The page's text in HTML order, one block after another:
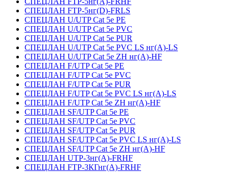
СПЕЦЛАН FTP-5нг(D)-FRLS
СПЕЦЛАН U/UTP Cat 5e PE
СПЕЦЛАН U/UTP Cat 5e PVC
СПЕЦЛАН U/UTP Cat 5e PUR
СПЕЦЛАН U/UTP Cat 5e PVC LS нг(А)-LS
СПЕЦЛАН U/UTP Cat 5e ZH нг(А)-HF
СПЕЦЛАН F/UTP Cat 5e PE
СПЕЦЛАН F/UTP Cat 5e PVC
СПЕЦЛАН F/UTP Cat 5e PUR
СПЕЦЛАН F/UTP Cat 5e PVC LS нг(А)-LS
СПЕЦЛАН F/UTP Cat 5e ZH нг(А)-HF
СПЕЦЛАН SF/UTP Cat 5e PE
СПЕЦЛАН SF/UTP Cat 5e PVC
СПЕЦЛАН SF/UTP Cat 5e PUR
СПЕЦЛАН SF/UTP Cat 5e PVC LS нг(А)-LS
СПЕЦЛАН SF/UTP Cat 5e ZH нг(А)-HF
СПЕЦЛАН UTP-3нг(А)-FRHF
СПЕЦЛАН FTP-3КГнг(А)-FRHF